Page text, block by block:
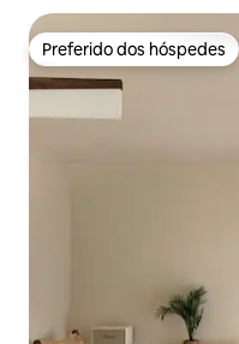
Preferido dos hóspedes
Preferido dos hóspedes